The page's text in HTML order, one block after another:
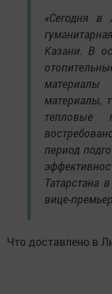
«Сегодня в
Казани. В
материалы
материалы,
тепловые
период
Татарстана
вице-
Что доставлено в